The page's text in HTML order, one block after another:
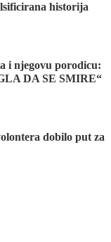
historija
i njegovu porodicu:
DA SE SMIRE“
dobilo put za